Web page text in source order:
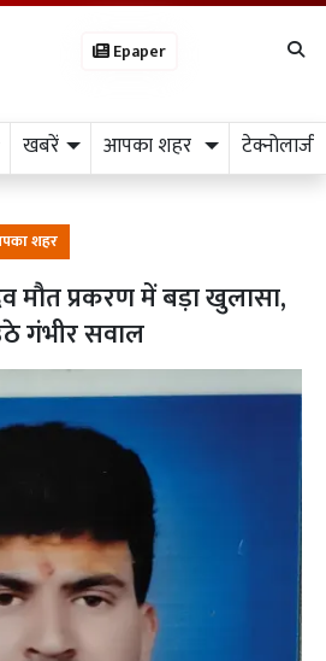
Epaper
खबरें आपका शहर टेक्नोलाजी
शहर
मौत प्रकरण में बड़ा खुलासा,
गंभीर सवाल